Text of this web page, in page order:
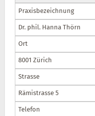
Praxisbezeichnung
Dr. phil. Hanna Thörn
Ort
8001 Zürich
Strasse
Rämistrasse 5
Telefon